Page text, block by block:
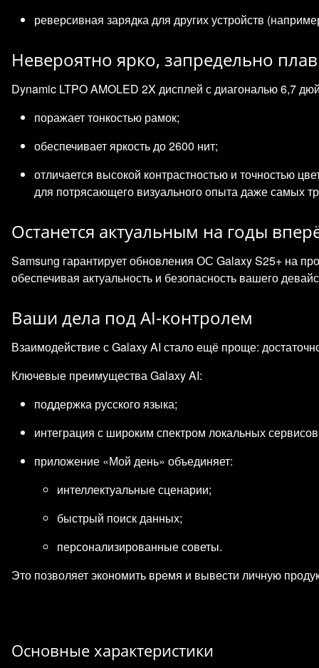
реверсивная зарядка для других устройств
Невероятно ярко, запредельно
Dynamic LTPO AMOLED 2X дисплей с диагональю 6,7
поражает тонкостью рамок;
обеспечивает яркость до 2600 нит;
отличается высокой контрастностью и точностью
для потрясающего визуального опыта даже самых
Останется актуальным на годы
Samsung гарантирует обновления ОС Galaxy S25+ на
обеспечивая актуальность и безопасность вашего
Ваши дела под AI‑контролем
Взаимодействие с Galaxy AI стало ещё проще:
Ключевые преимущества Galaxy AI:
поддержка русского языка;
интеграция с широким спектром локальных
приложение «Мой день» объединяет:
интеллектуальные сценарии;
быстрый поиск данных;
персонализированные советы.
Это позволяет экономить время и вывести личную
Основные характеристики